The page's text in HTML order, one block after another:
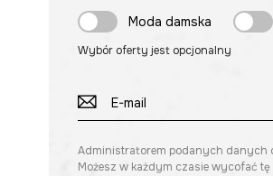
Moda damska
Wybór oferty jest opcjonalny
Administratorem podanych danych
Możesz w każdym czasie wycofać